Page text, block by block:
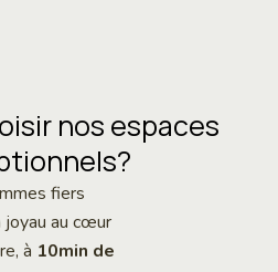
nos espaces
fiers
joyau au cœur
à 10min de